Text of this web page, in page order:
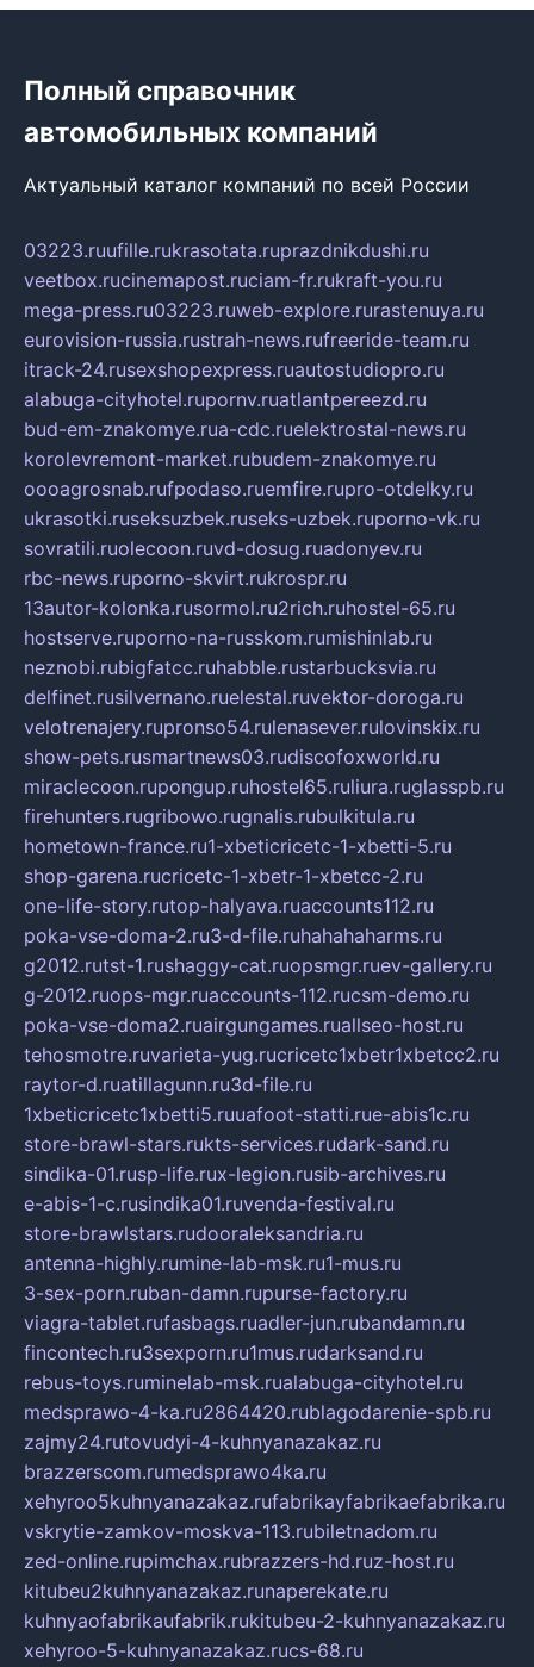
Полный справочник
автомобильных компаний
Актуальный каталог компаний по всей России
03223.ruufille.rukrasotata.ruprazdnikdushi.ru
veetbox.rucinemapost.ruciam-fr.rukraft-you.ru
mega-press.ru03223.ruweb-explore.rurastenuya.ru
eurovision-russia.rustrah-news.rufreeride-team.ru
itrack-24.rusexshopexpress.ruautostudiopro.ru
alabuga-cityhotel.rupornv.ruatlantpereezd.ru
bud-em-znakomye.rua-cdc.ruelektrostal-news.ru
korolevremont-market.rubudem-znakomye.ru
oooagrosnab.rufpodaso.ruemfire.rupro-otdelky.ru
ukrasotki.ruseksuzbek.ruseks-uzbek.ruporno-vk.ru
sovratili.ruolecoon.ruvd-dosug.ruadonyev.ru
rbc-news.ruporno-skvirt.rukrospr.ru
13autor-kolonka.rusormol.ru2rich.ruhostel-65.ru
hostserve.ruporno-na-russkom.rumishinlab.ru
neznobi.rubigfatcc.ruhabble.rustarbucksvia.ru
delfinet.rusilvernano.ruelestal.ruvektor-doroga.ru
velotrenajery.rupronso54.rulenasever.rulovinskix.ru
show-pets.rusmartnews03.rudiscofoxworld.ru
miraclecoon.rupongup.ruhostel65.ruliura.ruglasspb.ru
firehunters.rugribowo.rugnalis.rubulkitula.ru
hometown-france.ru1-xbeticricetc-1-xbetti-5.ru
shop-garena.rucricetc-1-xbetr-1-xbetcc-2.ru
one-life-story.rutop-halyava.ruaccounts112.ru
poka-vse-doma-2.ru3-d-file.ruhahahaharms.ru
g2012.rutst-1.rushaggy-cat.ruopsmgr.ruev-gallery.ru
g-2012.ruops-mgr.ruaccounts-112.rucsm-demo.ru
poka-vse-doma2.ruairgungames.ruallseo-host.ru
tehosmotre.ruvarieta-yug.rucricetc1xbetr1xbetcc2.ru
raytor-d.ruatillagunn.ru3d-file.ru
1xbeticricetc1xbetti5.ruuafoot-statti.rue-abis1c.ru
store-brawl-stars.rukts-services.rudark-sand.ru
sindika-01.rusp-life.rux-legion.rusib-archives.ru
e-abis-1-c.rusindika01.ruvenda-festival.ru
store-brawlstars.rudooraleksandria.ru
antenna-highly.rumine-lab-msk.ru1-mus.ru
3-sex-porn.ruban-damn.rupurse-factory.ru
viagra-tablet.rufasbags.ruadler-jun.rubandamn.ru
fincontech.ru3sexporn.ru1mus.rudarksand.ru
rebus-toys.ruminelab-msk.rualabuga-cityhotel.ru
medsprawo-4-ka.ru2864420.rublagodarenie-spb.ru
zajmy24.rutovudyi-4-kuhnyanazakaz.ru
brazzerscom.rumedsprawo4ka.ru
xehyroo5kuhnyanazakaz.rufabrikayfabrikaefabrika.ru
vskrytie-zamkov-moskva-113.rubiletnadom.ru
zed-online.rupimchax.rubrazzers-hd.ruz-host.ru
kitubeu2kuhnyanazakaz.runaperekate.ru
kuhnyaofabrikaufabrik.rukitubeu-2-kuhnyanazakaz.ru
xehyroo-5-kuhnyanazakaz.rucs-68.ru